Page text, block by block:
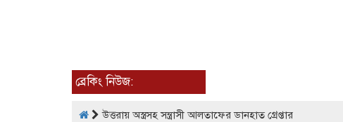
ব্রেকিং নিউজ:
উত্তরায় অস্ত্রসহ সন্ত্রাসী আলতাফের ডানহাত গ্রেপ্তার